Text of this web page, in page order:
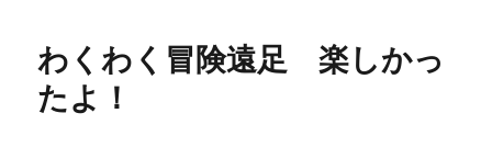
わくわく冒険遠足 楽しかっ
たよ！